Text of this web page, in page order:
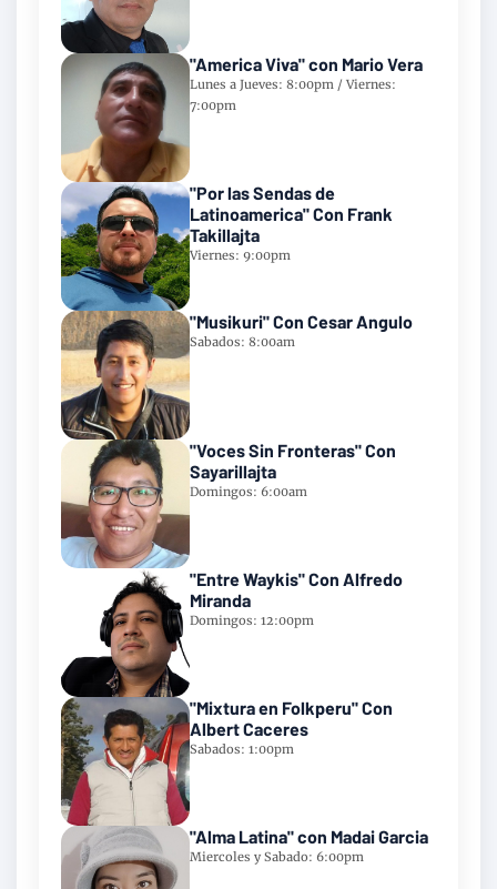
"America Viva" con Mario Vera
Lunes a Jueves: 8:00pm / Viernes:
7:00pm
"Por las Sendas de
Latinoamerica" Con Frank
Takillajta
Viernes: 9:00pm
"Musikuri" Con Cesar Angulo
Sabados: 8:00am
"Voces Sin Fronteras" Con
Sayarillajta
Domingos: 6:00am
"Entre Waykis" Con Alfredo
Miranda
Domingos: 12:00pm
"Mixtura en Folkperu" Con
Albert Caceres
Sabados: 1:00pm
"Alma Latina" con Madai Garcia
Miercoles y Sabado: 6:00pm